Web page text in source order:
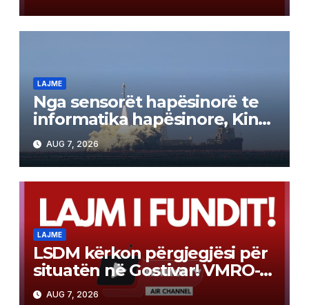
LAJME
Nga sensorët hapësinorë te
informatika hapësinore, Kina
lëshon satelitët me
inteligjencë artificiale
AUG 7, 2026
LAJME
LSDM kërkon përgjegjësi për
situatën në Gostivar! VMRO-
DPMNE kundërpërgjigjet: Uji
AUG 7, 2026